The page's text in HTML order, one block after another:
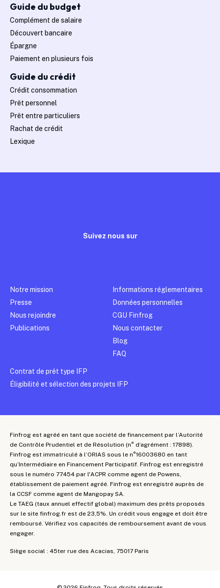
Guide du budget
Complément de salaire
Découvert bancaire
Épargne
Paiement en plusieurs fois
Guide du crédit
Crédit consommation
Prêt personnel
Prêt entre particuliers
Rachat de crédit
Lexique
Suivez nous sur
Notre mission
Presse
Nous rejoindre
Publications
Informations réglementaires
Données personnelles
CGU Finfrog
Nous contacter
Blog
FAQ
Contrat de prêt type IFP
Éligibilité et sélection des projets IFP
Finfrog est agréé en tant que société de financement par l’Autorité
de Contrôle Prudentiel et de Résolution (n° d’agrément : 17898).
Finfrog est immatriculé à l’ORIAS sous le n°16003680 en tant
qu’Intermédiaire en Financement Participatif. Finfrog est enregistré
sous le numéro 77454 par l'ACPR comme agent de Powens,
établissement de paiement agréé. Finfrog est enregistré auprès de
la CCSF comme agent de Mangopay SA.
Le TAEG (taux annuel effectif global) maximum des prêts proposés
sur le site finfrog.fr est de 23,5%. Un crédit vous engage et doit être
remboursé. Vérifiez vos capacités de remboursement avant de vous
engager.
Siège social : 45ter rue des Acacias, 75017 Paris